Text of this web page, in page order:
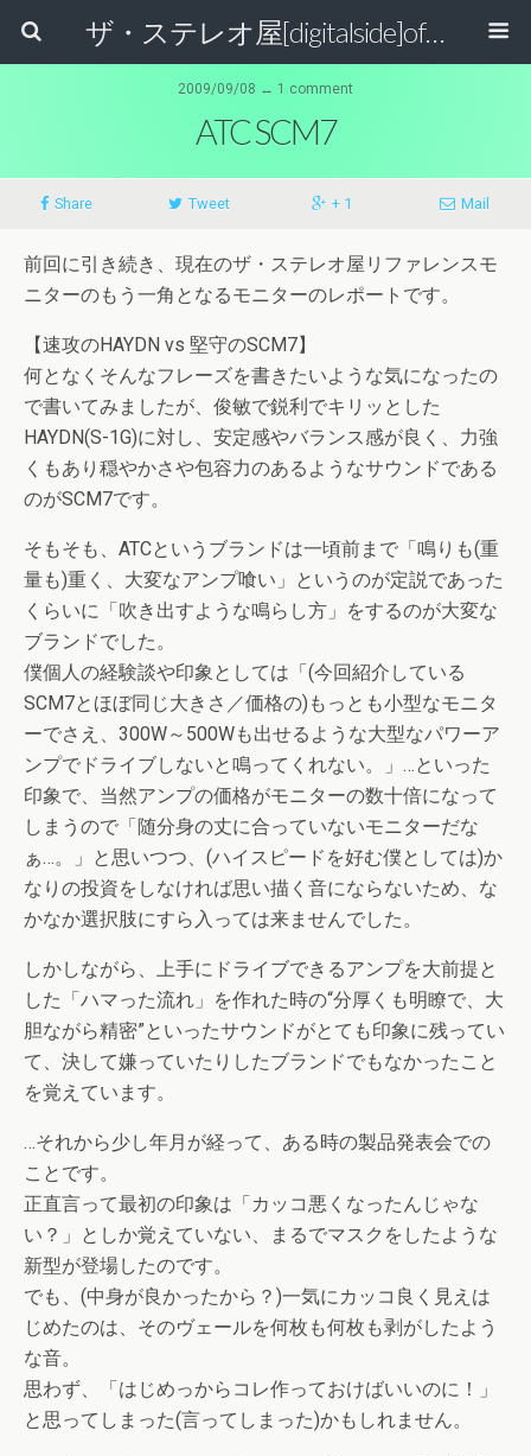
ザ・ステレオ屋[digitalside]official blog.
2009/09/08 ↔ 1 comment
ATC SCM7
Share Tweet + 1 Mail
前回に引き続き、現在のザ・ステレオ屋リファレンスモ
ニターのもう一角となるモニターのレポートです。
【速攻のHAYDN vs 堅守のSCM7】
何となくそんなフレーズを書きたいような気になったの
で書いてみましたが、俊敏で鋭利でキリッとした
HAYDN(S-1G)に対し、安定感やバランス感が良く、力強
くもあり穏やかさや包容力のあるようなサウンドである
のがSCM7です。
そもそも、ATCというブランドは一頃前まで「鳴りも(重
量も)重く、大変なアンプ喰い」というのが定説であった
くらいに「吹き出すような鳴らし方」をするのが大変な
ブランドでした。
僕個人の経験談や印象としては「(今回紹介している
SCM7とほぼ同じ大きさ／価格の)もっとも小型なモニタ
ーでさえ、300W～500Wも出せるような大型なパワーア
ンプでドライブしないと鳴ってくれない。」…といった
印象で、当然アンプの価格がモニターの数十倍になって
しまうので「随分身の丈に合っていないモニターだな
ぁ…。」と思いつつ、(ハイスピードを好む僕としては)か
なりの投資をしなければ思い描く音にならないため、な
かなか選択肢にすら入っては来ませんでした。
しかしながら、上手にドライブできるアンプを大前提と
した「ハマった流れ」を作れた時の“分厚くも明瞭で、大
胆ながら精密”といったサウンドがとても印象に残ってい
て、決して嫌っていたりしたブランドでもなかったこと
を覚えています。
…それから少し年月が経って、ある時の製品発表会での
ことです。
正直言って最初の印象は「カッコ悪くなったんじゃな
い？」としか覚えていない、まるでマスクをしたような
新型が登場したのです。
でも、(中身が良かったから？)一気にカッコ良く見えは
じめたのは、そのヴェールを何枚も何枚も剥がしたよう
な音。
思わず、「はじめっからコレ作っておけばいいのに！」
と思ってしまった(言ってしまった)かもしれません。